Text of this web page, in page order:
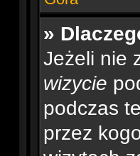
»
Jeżeli nie
wizycie
podczas
przez